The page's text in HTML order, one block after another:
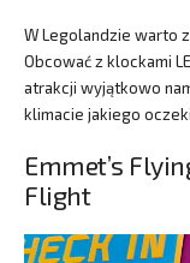
W Legolandzie warto
Obcować z klockami
atrakcji wyjątkowo
klimacie jakiego
Emmet’s
Flight